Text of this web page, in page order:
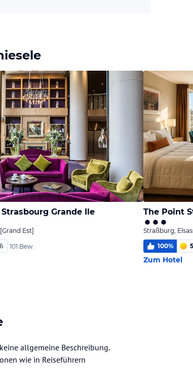
Grande Ile
Est]
6 101 Bew.
The Point
Straßburg,
100%
Zum Hotel
allgemeine Beschreibung.
wie in Reiseführern